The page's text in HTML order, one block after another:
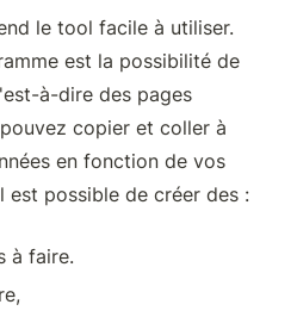
le tool facile à utiliser.
est la possibilité de
à-dire des pages
copier et coller à
en fonction de vos
est possible de créer des :
à faire.